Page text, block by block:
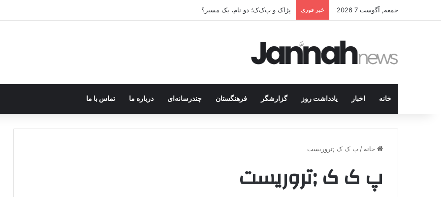
جمعه, آگوست 7 2026 خبر فوری پژاک و پ‌ک‌ک؛ دو نام، یک مسیر؟
خانه اخبار یادداشت روز گزارشگر فرهنگستان چندرسانه‌ای درباره ما تماس با ما
خانه / پ ک ک ;تروریست
پ ک ک ;تروریست